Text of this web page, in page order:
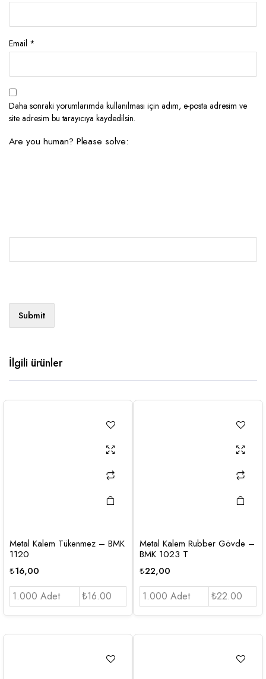
Email *
Daha sonraki yorumlarımda kullanılması için adım, e-posta adresim ve
site adresim bu tarayıcıya kaydedilsin.
Are you human? Please solve:
İlgili ürünler
Metal Kalem Tükenmez – BMK
1120
₺16,00
1.000 Adet ₺16.00
Metal Kalem Rubber Gövde –
BMK 1023 T
₺22,00
1.000 Adet ₺22.00